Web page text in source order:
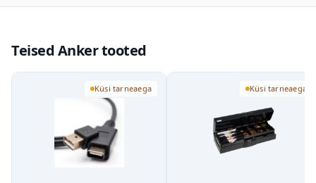
Teised Anker tooted
Küsi tarneaega Küsi tarneaega